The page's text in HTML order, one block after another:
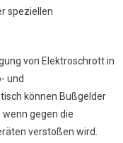
speziellen
von Elektroschrott in
und
können Bußgelder
gegen die
verstoßen wird.